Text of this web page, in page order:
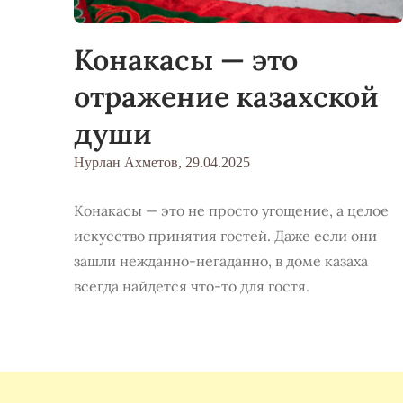
Конакасы — это
отражение казахской
души
Нурлан Ахметов, 29.04.2025
Конакасы — это не просто угощение, а целое
искусство принятия гостей. Даже если они
зашли нежданно-негаданно, в доме казаха
всегда найдется что-то для гостя.